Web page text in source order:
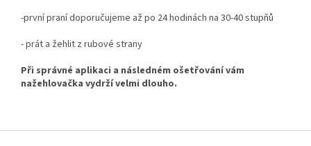
-první praní doporučujeme až po 24 hodinách na 30-40 stupňů
- prát a žehlit z rubové strany
Při správné aplikaci a následném ošetřování vám
nažehlovačka vydrží velmi dlouho.